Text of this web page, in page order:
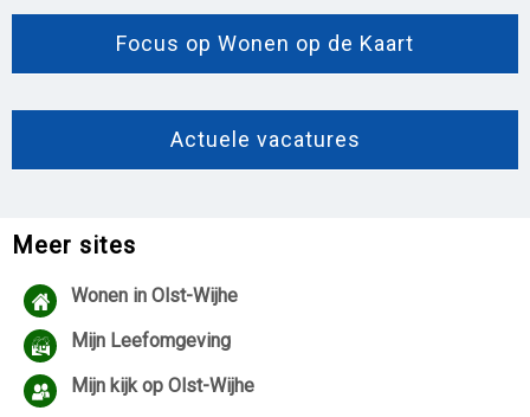
Focus op Wonen op de Kaart
Actuele vacatures
Meer sites
Wonen in Olst-Wijhe
Mijn Leefomgeving
Mijn kijk op Olst-Wijhe